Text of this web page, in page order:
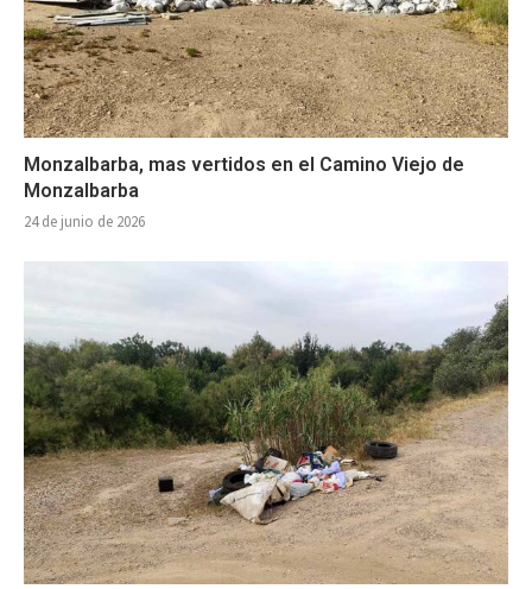
Monzalbarba, mas vertidos en el Camino Viejo de
Monzalbarba
24 de junio de 2026